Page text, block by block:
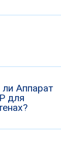
Аппарат
для